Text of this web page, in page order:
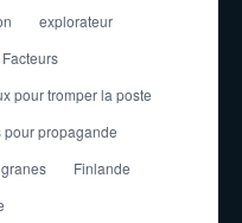
explorateur
Facteurs
pour tromper la poste
pour propagande
Finlande